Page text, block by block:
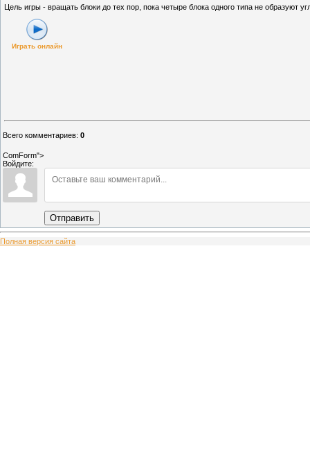
Цель игры - вращать блоки до тех пор, пока четыре блока одного типа не образуют
Играть онлайн
Всего комментариев: 0
ComForm">
Войдите:
Отправить
Полная версия сайта